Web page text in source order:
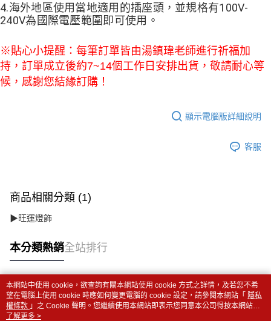
4.海外地區使用當地適用的插座頭，並規格有100V-
240V為國際電壓範圍即可使用。
※貼心小提醒：每筆訂單皆由湯鎮瑋老師進行祈福加
持，訂單成立後約7~14個工作日安排出貨，敬請耐心等
候，感謝您結緣訂購！
顯示電腦版詳細說明
客服
商品相關分類 (1)
▶旺運燈飾
本分類熱銷全站排行
熱門標籤
本網站中使用 cookie，欲查詢有關本網站使用 cookie 方式之詳情，及若您不希
望在電腦上使用 cookie 時應如何變更電腦的 cookie 設定，請參閱本網站「 隱私
權條款 」之 Cookie 聲明。您繼續使用本網站即表示您同意本公司得按本網站使
用條款之 Cookie 聲明使用 cookie。
了解更多 >